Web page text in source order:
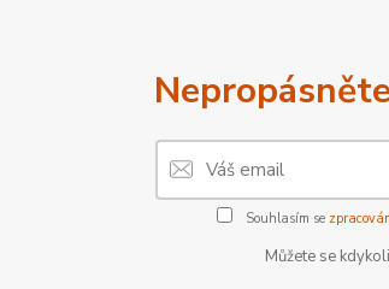
Souhlasím se
Můžete se